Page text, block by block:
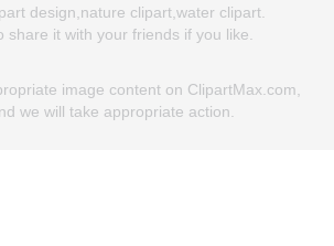
design,nature clipart,water clipart.
share it with your friends if you like.
image content on ClipartMax.com,
we will take appropriate action.